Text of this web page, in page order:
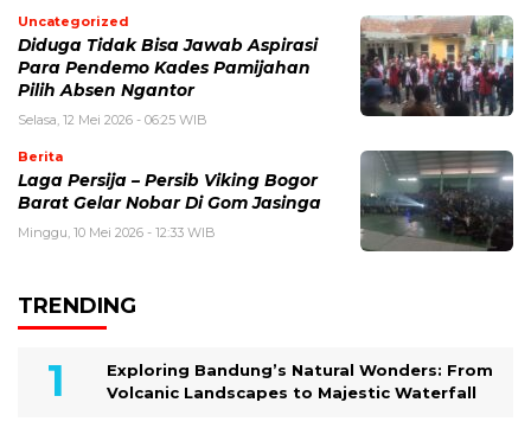
Uncategorized
Diduga Tidak Bisa Jawab Aspirasi
Para Pendemo Kades Pamijahan
Pilih Absen Ngantor
Selasa, 12 Mei 2026 - 06:25 WIB
Berita
Laga Persija – Persib Viking Bogor
Barat Gelar Nobar Di Gom Jasinga
Minggu, 10 Mei 2026 - 12:33 WIB
TRENDING
Exploring Bandung’s Natural Wonders: From
Volcanic Landscapes to Majestic Waterfall